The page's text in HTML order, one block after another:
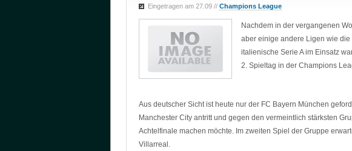
Eingetragen am 27.09 // Champions League
Nachdem in der vergangenen
aber einige andere Ligen wie
italienische Serie A im Einsatz
2. Spieltag in der Champions
Aus deutscher Sicht ist heute nur der FC Bayern München
Manchester City antritt und gegen den vermeintlich stärksten
Achtelfinale machen möchte. Im zweiten Spiel der Gruppe
Villarreal.